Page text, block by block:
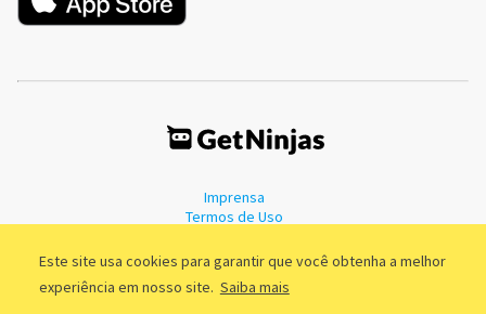
Este site usa cookies para garantir que você obtenha a melhor
experiência em nosso site. Saiba mais
Imprensa
Termos de Uso